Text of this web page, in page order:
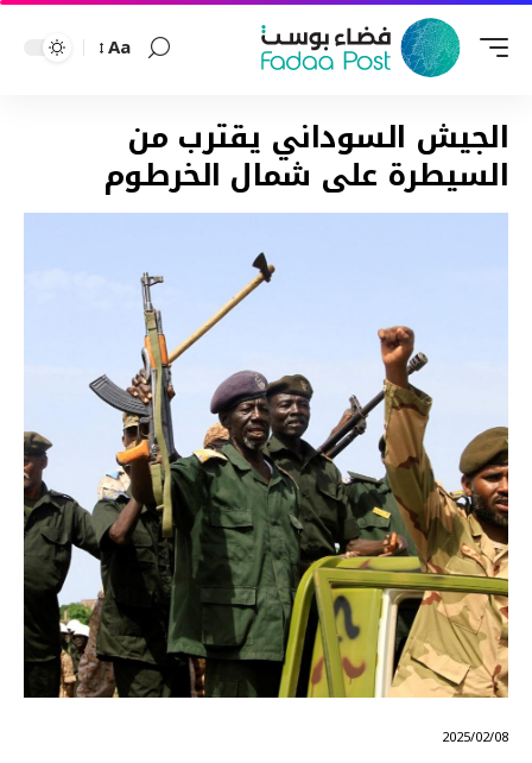
Font
Aa
الجيش السوداني يقترب من
السيطرة على شمال الخرطوم
⠀ 2025/02/08